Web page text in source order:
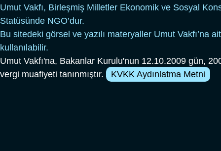
Umut Vakfı, Birleşmiş Milletler Ekonomik ve Sosyal
Statüsünde NGO’dur.
Bu sitedeki görsel ve yazılı materyaller Umut Vakfı’na
kullanılabilir.
Umut Vakfı'na, Bakanlar Kurulu'nun 12.10.2009 gün,
vergi muafiyeti tanınmıştır.
KVKK Aydınlatma Metni